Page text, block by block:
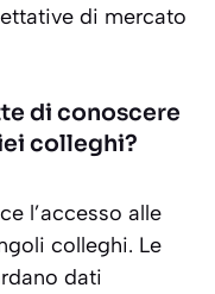
di mercato
di conoscere
colleghi?
l’accesso alle
colleghi. Le
dati